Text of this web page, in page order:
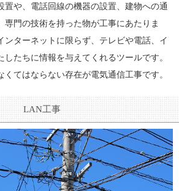
置や、電話回線の機器の設置、建物への通
専門の技術を持った物が工事にあたりま
ンターネットに限らず、テレビや電話、イ
したちに情報を与えてくれるツールです。
くてはならない存在が電気通信工事です。
LAN工事